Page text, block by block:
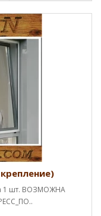
1 шт. ВОЗМОЖНА